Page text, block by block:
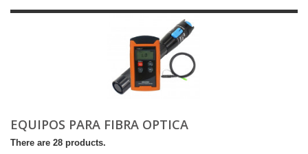
EQUIPOS PARA FIBRA OPTICA
There are 28 products.